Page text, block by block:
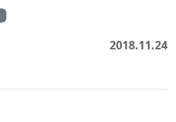
2018.11.24